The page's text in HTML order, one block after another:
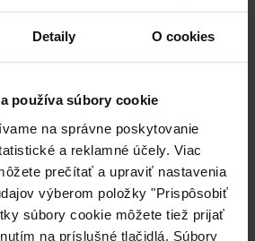
Detaily O cookies
používa súbory cookie
na správne poskytovanie
a reklamné účely. Viac
prečítať a upraviť nastavenia
výberom položky "Prispôsobiť
súbory cookie môžete tiež prijať
na príslušné tlačidlá. Súbory
dňa